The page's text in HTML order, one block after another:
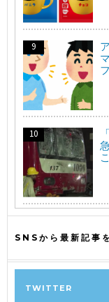
SNSから最新記事
TWITTER